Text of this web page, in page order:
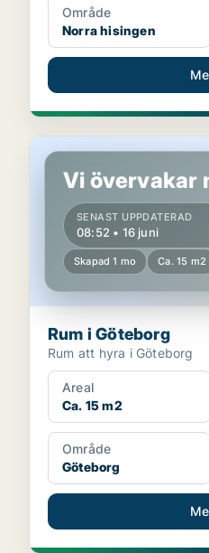
Område
Norra hisingen
Rum i Göteborg
Vi övervakar
SENAST UPPDATERAD
08:52 • 16 juni
Skapad 1 mo Ca. 15 m2
Rum i Göteborg
Rum att hyra i Göteborg
Areal
Ca. 15 m2
Område
Göteborg